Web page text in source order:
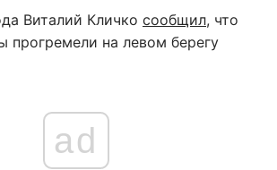
Виталий Кличко сообщил, что
прогремели на левом берегу
ad